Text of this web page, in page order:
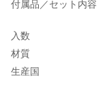
付属品／セット内容
入数
材質
生産国